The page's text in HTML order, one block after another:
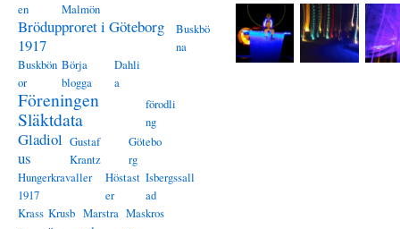
en
Malmön
Brödupproret i Göteborg
1917
Buskbö
na
Buskbön
or
Börja
blogga
Dahli
a
Föreningen
Släktdata
förodli
ng
Gladiol
us
Gustaf
Krantz
Götebo
rg
Hungerkravaller
1917
Höstast
er
Isbergssall
ad
Krass Krusb Marstra Maskros